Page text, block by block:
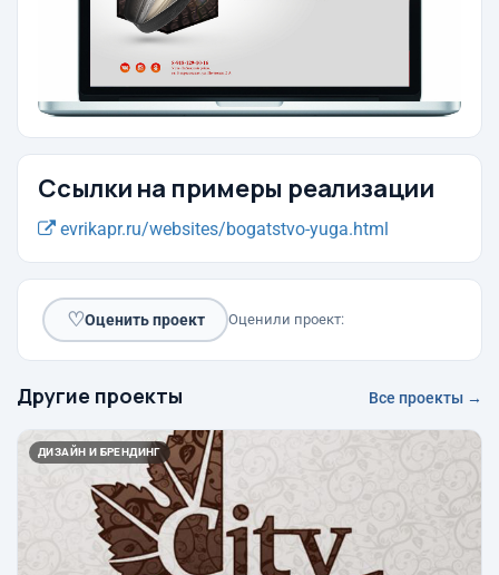
Ссылки на примеры реализации
evrikapr.ru/websites/bogatstvo-yuga.html
♡Оценить проект Оценили проект:
Другие проекты Все проекты →
ДИЗАЙН И БРЕНДИНГ